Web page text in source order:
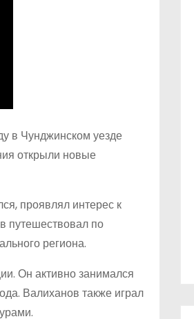
в Чунджинском уезде
открыли новые
проявлял интерес к
путешествовал по
региона.
Он активно занимался
Валиханов также играл